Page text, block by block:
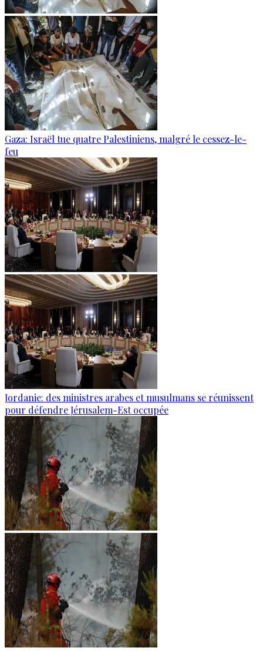
Gaza: Israël tue quatre Palestiniens, malgré le cessez-le-
feu
Jordanie: des ministres arabes et musulmans se réunissent
pour défendre Jérusalem-Est occupée